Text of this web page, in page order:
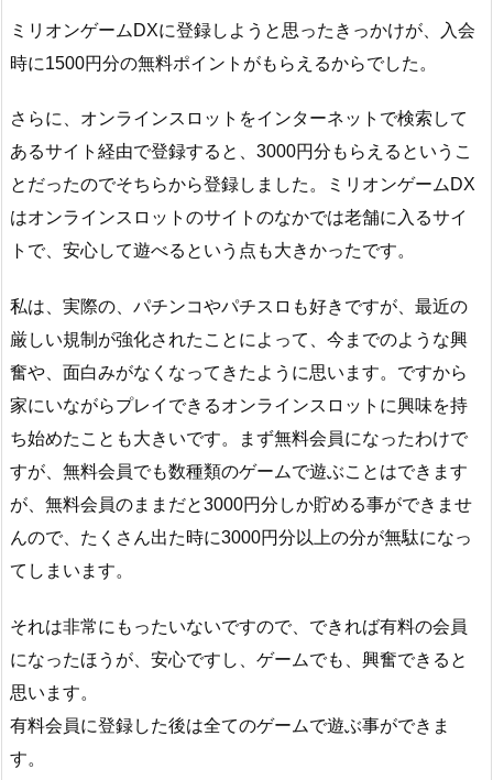
ミリオンゲームDXに登録しようと思ったきっかけが、入会
時に1500円分の無料ポイントがもらえるからでした。
さらに、オンラインスロットをインターネットで検索して
あるサイト経由で登録すると、3000円分もらえるというこ
とだったのでそちらから登録しました。ミリオンゲームDX
はオンラインスロットのサイトのなかでは老舗に入るサイ
トで、安心して遊べるという点も大きかったです。
私は、実際の、パチンコやパチスロも好きですが、最近の
厳しい規制が強化されたことによって、今までのような興
奮や、面白みがなくなってきたように思います。ですから
家にいながらプレイできるオンラインスロットに興味を持
ち始めたことも大きいです。まず無料会員になったわけで
すが、無料会員でも数種類のゲームで遊ぶことはできます
が、無料会員のままだと3000円分しか貯める事ができませ
んので、たくさん出た時に3000円分以上の分が無駄になっ
てしまいます。
それは非常にもったいないですので、できれば有料の会員
になったほうが、安心ですし、ゲームでも、興奮できると
思います。
有料会員に登録した後は全てのゲームで遊ぶ事ができま
す。